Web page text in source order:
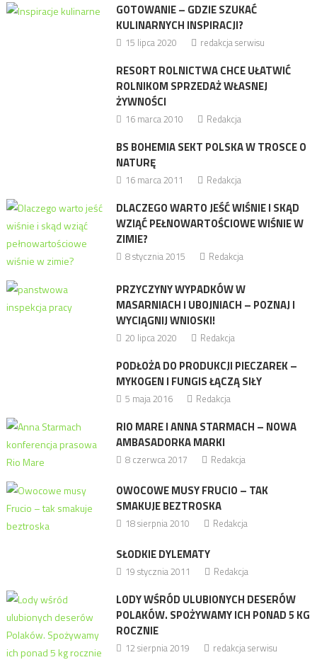
GOTOWANIE – GDZIE SZUKAĆ
KULINARNYCH INSPIRACJI?
15 lipca 2020 redakcja serwisu
RESORT ROLNICTWA CHCE UŁATWIĆ
ROLNIKOM SPRZEDAŻ WŁASNEJ
ŻYWNOŚCI
16 marca 2010 Redakcja
BS BOHEMIA SEKT POLSKA W TROSCE O
NATURĘ
16 marca 2011 Redakcja
DLACZEGO WARTO JEŚĆ WIŚNIE I SKĄD
WZIĄĆ PEŁNOWARTOŚCIOWE WIŚNIE W
ZIMIE?
8 stycznia 2015 Redakcja
PRZYCZYNY WYPADKÓW W
MASARNIACH I UBOJNIACH – POZNAJ I
WYCIĄGNIJ WNIOSKI!
20 lipca 2020 Redakcja
PODŁOŻA DO PRODUKCJI PIECZAREK –
MYKOGEN I FUNGIS ŁĄCZĄ SIŁY
5 maja 2016 Redakcja
RIO MARE I ANNA STARMACH – NOWA
AMBASADORKA MARKI
8 czerwca 2017 Redakcja
OWOCOWE MUSY FRUCIO – TAK
SMAKUJE BEZTROSKA
18 sierpnia 2010 Redakcja
SŁODKIE DYLEMATY
19 stycznia 2011 Redakcja
LODY WŚRÓD ULUBIONYCH DESERÓW
POLAKÓW. SPOŻYWAMY ICH PONAD 5 KG
ROCZNIE
12 sierpnia 2019 redakcja serwisu